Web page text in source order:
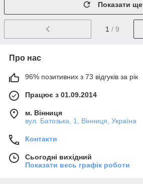
Показати ще
1 / 9
Про нас
96% позитивних з 73 відгуків за рік
Працює з 01.09.2014
м. Вінниця
вул. Батозька, 1, Вінниця, Україна
Контакти
Сьогодні вихідний
Показати весь графік роботи